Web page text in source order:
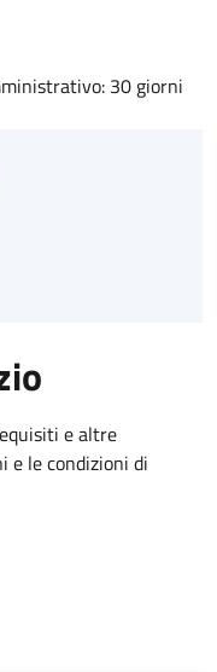
30 giorni
e altre
e le condizioni di